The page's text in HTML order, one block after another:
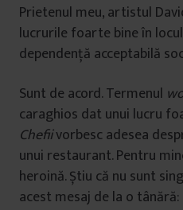
Prietenul meu, artistul
lucrurile foarte bine în
dependență acceptabilă
Sunt de acord. Termenul
caraghios dat unui lucru
Chefiivorbesc adesea
unui restaurant. Pentru
heroină. Știu că nu sunt
acest mesaj de la o tânără: